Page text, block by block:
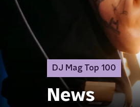
DJ Mag Top 100
News